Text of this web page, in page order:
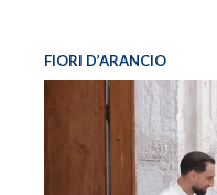
FIORI D’ARANCIO